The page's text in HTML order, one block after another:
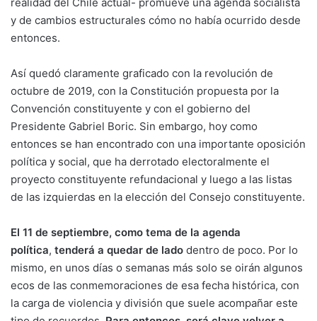
realidad del Chile actual- promueve una agenda socialista
y de cambios estructurales cómo no había ocurrido desde
entonces.
Así quedó claramente graficado con la revolución de
octubre de 2019, con la Constitución propuesta por la
Convención constituyente y con el gobierno del
Presidente Gabriel Boric. Sin embargo, hoy como
entonces se han encontrado con una importante oposición
política y social, que ha derrotado electoralmente el
proyecto constituyente refundacional y luego a las listas
de las izquierdas en la elección del Consejo constituyente.
El 11 de septiembre, como tema de la agenda
política, tenderá a quedar de lado dentro de poco. Por lo
mismo, en unos días o semanas más solo se oirán algunos
ecos de las conmemoraciones de esa fecha histórica, con
la carga de violencia y división que suele acompañar este